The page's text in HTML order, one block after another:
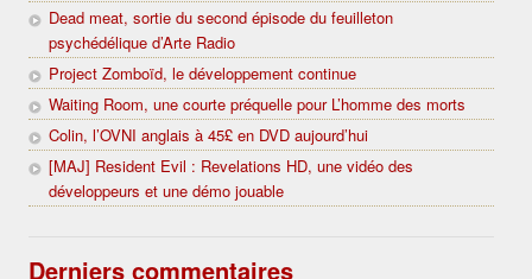
Dead meat, sortie du second épisode du feuilleton
psychédélique d’Arte Radio
Project Zomboïd, le développement continue
Waiting Room, une courte préquelle pour L’homme des morts
Colin, l’OVNI anglais à 45£ en DVD aujourd’hui
[MAJ] Resident Evil : Revelations HD, une vidéo des
développeurs et une démo jouable
Derniers commentaires